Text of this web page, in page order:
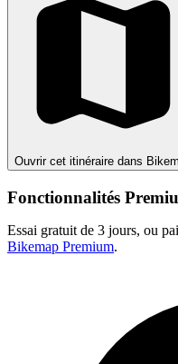
Ouvrir cet itinéraire dans
Fonctionnalités
Essai gratuit de 3 jours, ou
Bikemap Premium.